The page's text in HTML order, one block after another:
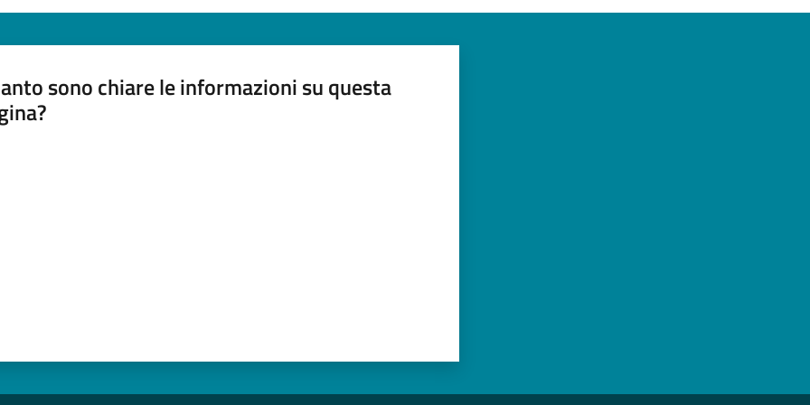
sono chiare le informazioni su questa